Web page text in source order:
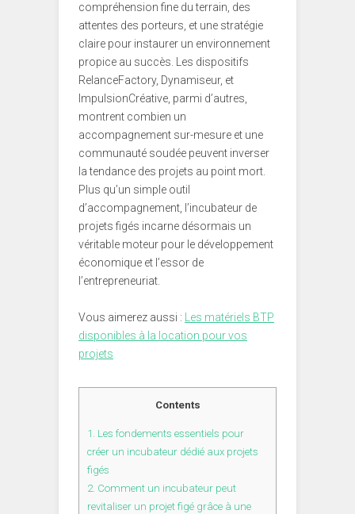
compréhension fine du terrain, des
attentes des porteurs, et une stratégie
claire pour instaurer un environnement
propice au succès. Les dispositifs
RelanceFactory, Dynamiseur, et
ImpulsionCréative, parmi d’autres,
montrent combien un
accompagnement sur-mesure et une
communauté soudée peuvent inverser
la tendance des projets au point mort.
Plus qu’un simple outil
d’accompagnement, l’incubateur de
projets figés incarne désormais un
véritable moteur pour le développement
économique et l’essor de
l’entrepreneuriat.
Vous aimerez aussi :
Les matériels BTP
disponibles à la location pour vos
projets
Contents
1. Les fondements essentiels pour
créer un incubateur dédié aux projets
figés
2. Comment un incubateur peut
revitaliser un projet figé grâce à une